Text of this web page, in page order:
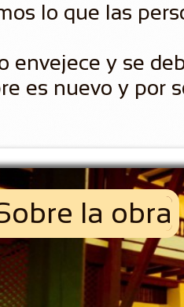
lo que las
envejece y se
es nuevo y por
la obra